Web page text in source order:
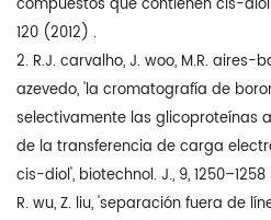
compuestos que contienen cis-
120 (2012) .
2. R.J. carvalho, J. woo, M.R. aires-
azevedo, 'la cromatografía de
selectivamente las glicoproteínas
de la transferencia de carga
cis-diol', biotechnol. J., 9, 1250–1258
R. wu, Z. liu, 'separación fuera de